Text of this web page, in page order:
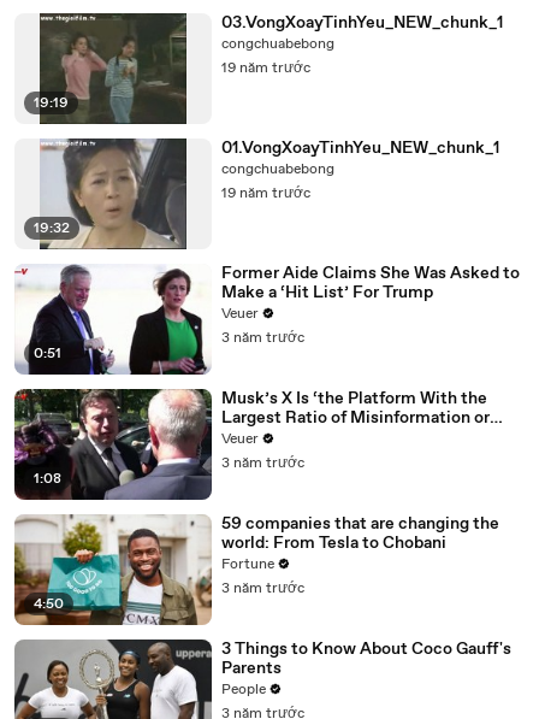
19:19
03.VongXoayTinhYeu_NEW_chunk_1
congchuabebong
19 năm trước
19:32
01.VongXoayTinhYeu_NEW_chunk_1
congchuabebong
19 năm trước
0:51
Former Aide Claims She Was Asked to
Make a ‘Hit List’ For Trump
Veuer
3 năm trước
1:08
Musk’s X Is ‘the Platform With the
Largest Ratio of Misinformation or
Disinformation’ Amongst All Social
Media Platforms
Veuer
3 năm trước
4:50
59 companies that are changing the
world: From Tesla to Chobani
Fortune
3 năm trước
3 Things to Know About Coco Gauff's
Parents
People
3 năm trước